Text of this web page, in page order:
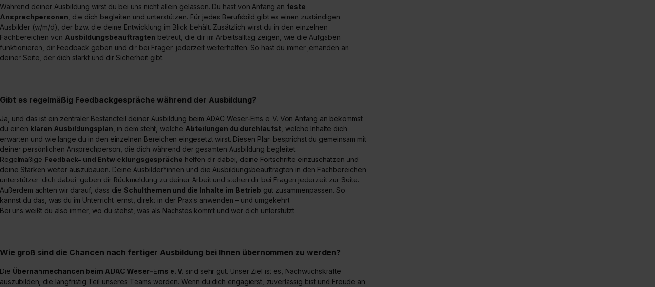
Während deiner Ausbildung wirst du bei uns nicht allein gelassen. Du hast von Anfang anfeste
Ansprechpersonen , die dich begleiten und unterstützen. Für jedes Berufsbild gibt es einen zuständigen
Ausbilder (w/m/d), der bzw. die deine Entwicklung im Blick behält. Zusätzlich wirst du in den einzelnen
Fachbereichen von Ausbildungsbeauftragten betreut, die dir im Arbeitsalltag zeigen, wie die Aufgaben
funktionieren, dir Feedback geben und dir bei Fragen jederzeit weiterhelfen. So hast du immer jemanden an
deiner Seite, der dich stärkt und dir Sicherheit gibt.
Gibt es regelmäßig Feedbackgespräche während der Ausbildung?
Ja, und das ist ein zentraler Bestandteil deiner Ausbildung beim ADAC Weser‑Ems e. V. Von Anfang an bekommst
du einen klaren Ausbildungsplan , in dem steht, welche Abteilungen du durchläufst , welche Inhalte dich
erwarten und wie lange du in den einzelnen Bereichen eingesetzt wirst. Diesen Plan besprichst du gemeinsam mit
deiner persönlichen Ansprechperson, die dich während der gesamten Ausbildung begleitet.
Regelmäßige Feedback- und Entwicklungsgespräche helfen dir dabei, deine Fortschritte einzuschätzen und
deine Stärken weiter auszubauen. Deine Ausbilder*innen und die Ausbildungsbeauftragten in den Fachbereichen
unterstützen dich dabei, geben dir Rückmeldung zu deiner Arbeit und stehen dir bei Fragen jederzeit zur Seite.
Außerdem achten wir darauf, dass die Schulthemen und die Inhalte im Betrieb gut zusammenpassen. So
kannst du das, was du im Unterricht lernst, direkt in der Praxis anwenden – und umgekehrt.
Bei uns weißt du also immer, wo du stehst, was als Nächstes kommt und wer dich unterstützt
Wie groß sind die Chancen nach fertiger Ausbildung bei Ihnen übernommen zu werden?
Die Übernahmechancen beim ADAC Weser‑Ems e. V. sind sehr gut. Unser Ziel ist es, Nachwuchskräfte
auszubilden, die langfristig Teil unseres Teams werden. Wenn du dich engagierst, zuverlässig bist und Freude an